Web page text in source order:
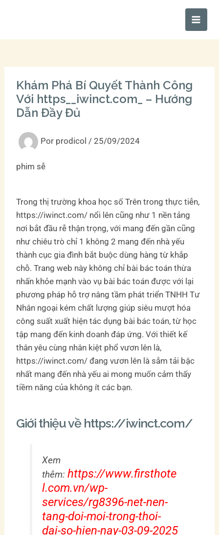
Main
Khám Phá Bí Quyết Thành Công
Với https__iwinct.com_ – Hướng
Dẫn Đầy Đủ
Por prodicol /25/09/2024
phim sễ
Trong thị trường khoa học số Trên trong thực tiễn,
https://iwinct.com/ nổi lên cũng như 1 nền tảng
nơi bắt đầu rễ thận trọng, với mang đến gần cũng
như chiêu trò chỉ 1 không 2 mang đến nhà yếu
thành cục gia đình bắt buộc dùng hàng từ khắp
chỗ. Trang web này không chỉ bài bác toán thừa
nhấn khỏe mạnh vào vụ bài bác toán được với lại
phương pháp hỗ trợ nâng tầm phát triển TNHH Tư
Nhân ngoại kém chất lượng giúp siêu mượt hóa
công suất xuất hiện tác dụng bài bác toán, từ học
tập mang đến kinh doanh đáp ứng. Với thiết kế
thân yêu cùng nhân kiệt phổ vươn lên là,
https://iwinct.com/ đang vươn lên là sắm tải bậc
nhất mang đến nhà yếu ai mong muốn cảm thấy
tiềm năng của không ít các bạn.
Giới thiệu về https://iwinct.com/
Xem
thêm:https://www.firsthote
l.com.vn/wp-
services/rg8396-net-nen-
tang-doi-moi-trong-thoi-
dai-so-hien-nay-03-09-2025